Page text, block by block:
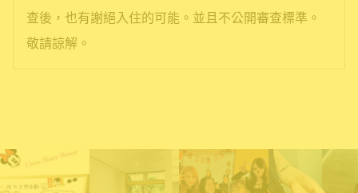
查後，也有謝絕入住的可能。並且不公開審查標準。
敬請諒解。